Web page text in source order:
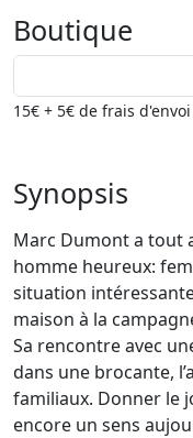
Boutique
15€ + 5€ de frais
Synopsis
Marc Dumont a tout
homme heureux:
situation
maison à la
Sa rencontre avec
dans une brocante,
familiaux. Donner le
encore un sens